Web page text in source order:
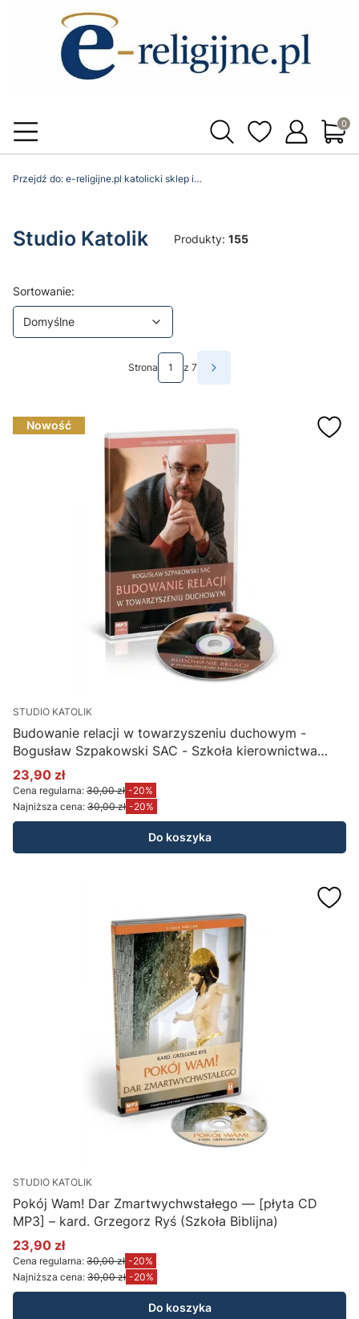
Przejdź do: e-religijne.pl katolicki sklep internetowy
Studio Katolik Produkty: 155
Lista produktów
Sortowanie:
Domyślne
Strona z 7 Następne produkty
Nowość
STUDIO KATOLIK
Budowanie relacji w towarzyszeniu duchowym -
Bogusław Szpakowski SAC - Szkoła kierownictwa
duchowego (CD-MP3)
Cena promocyjna
23,90 zł
Cena regularna: 30,00 zł -20%
Najniższa cena: 30,00 zł -20%
Do koszyka
STUDIO KATOLIK
Pokój Wam! Dar Zmartwychwstałego — [płyta CD
MP3] – kard. Grzegorz Ryś (Szkoła Biblijna)
Cena promocyjna
23,90 zł
Cena regularna: 30,00 zł -20%
Najniższa cena: 30,00 zł -20%
Do koszyka